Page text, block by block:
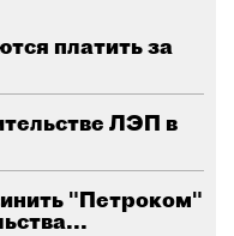
платить за
ЛЭП в
"Петроком"